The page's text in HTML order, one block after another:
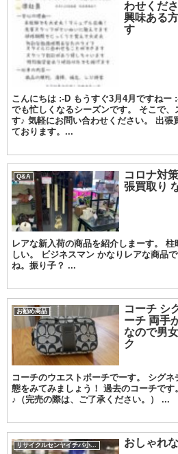
わせくだ
興味ある
す
こんにちは :-D もうすぐ3月4月ですねー
でも忙しくなるシーズンです。 そこで
す♪ 気軽にお問い合わせください。 出張
ております。...
Q&A
コロナ対
張買取り
レアな新入荷の商品を紹介しまーす。
しい。 ビジネスマン かなりレアな商品
ね。振り子？ ...
お勧め商品
コーチ シ
ーチ 両手
なので男
ク
コーチのウエストポーチでーす。 シグ
態をみてみましょう！ 過去のコーチで
♪（完売の際は、ご了承ください。） ...
リサイクルセンヤイチバ小城店 おしゃれ